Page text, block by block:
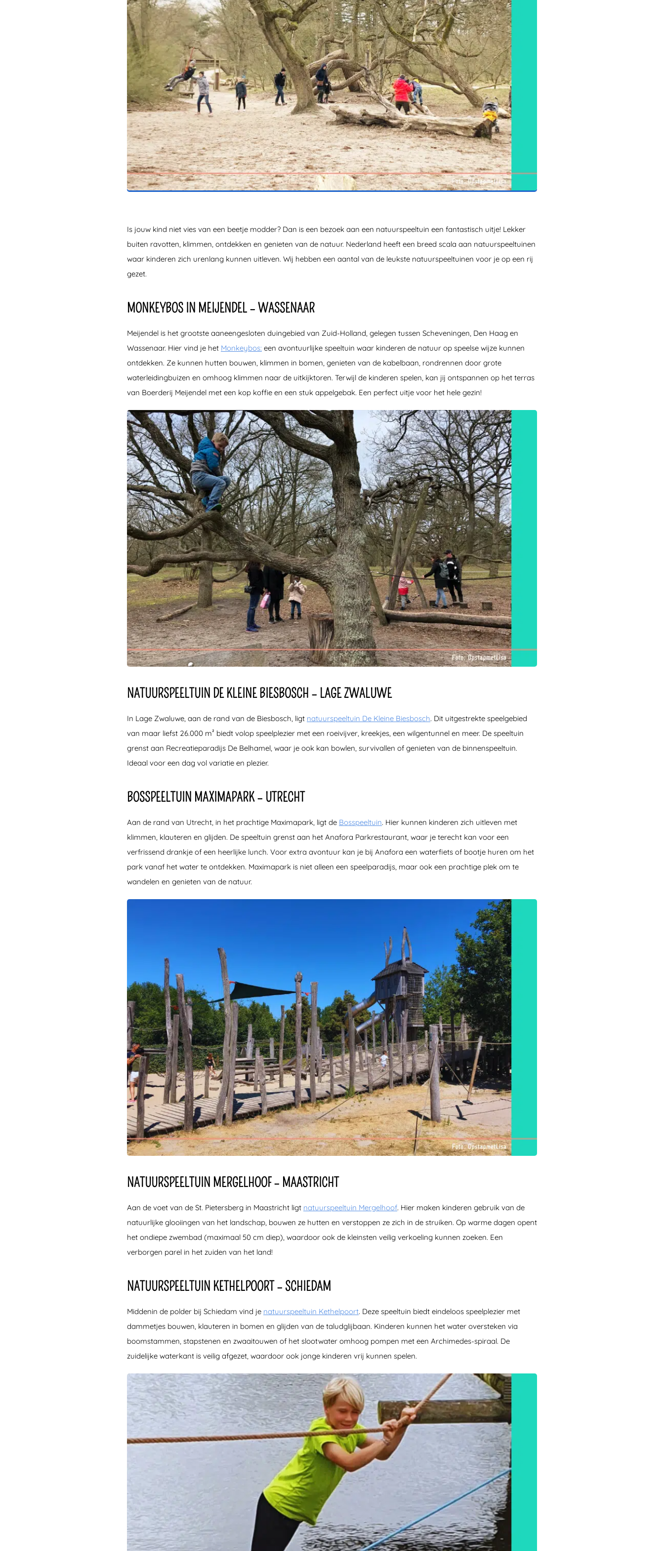
Is jouw kind niet vies van een beetje modder? Dan is een bezoek aan een natuurspeeltuin een fantastisch uitje! Lekker
buiten ravotten, klimmen, ontdekken en genieten van de natuur. Nederland heeft een breed scala aan natuurspeeltuinen
waar kinderen zich urenlang kunnen uitleven. Wij hebben een aantal van de leukste natuurspeeltuinen voor je op een rij
gezet.
MONKEYBOS IN MEIJENDEL – WASSENAAR
Meijendel is het grootste aaneengesloten duingebied van Zuid-Holland, gelegen tussen Scheveningen, Den Haag en
Wassenaar. Hier vind je het Monkeybos: een avontuurlijke speeltuin waar kinderen de natuur op speelse wijze kunnen
ontdekken. Ze kunnen hutten bouwen, klimmen in bomen, genieten van de kabelbaan, rondrennen door grote
waterleidingbuizen en omhoog klimmen naar de uitkijktoren. Terwijl de kinderen spelen, kan jij ontspannen op het terras
van Boerderij Meijendel met een kop koffie en een stuk appelgebak. Een perfect uitje voor het hele gezin!
NATUURSPEELTUIN DE KLEINE BIESBOSCH – LAGE ZWALUWE
In Lage Zwaluwe, aan de rand van de Biesbosch, ligt natuurspeeltuin De Kleine Biesbosch. Dit uitgestrekte speelgebied
van maar liefst 26.000 m² biedt volop speelplezier met een roeivijver, kreekjes, een wilgentunnel en meer. De speeltuin
grenst aan Recreatieparadijs De Belhamel, waar je ook kan bowlen, survivallen of genieten van de binnenspeeltuin.
Ideaal voor een dag vol variatie en plezier.
BOSSPEELTUIN MAXIMAPARK – UTRECHT
Aan de rand van Utrecht, in het prachtige Maximapark, ligt de Bosspeeltuin. Hier kunnen kinderen zich uitleven met
klimmen, klauteren en glijden. De speeltuin grenst aan het Anafora Parkrestaurant, waar je terecht kan voor een
verfrissend drankje of een heerlijke lunch. Voor extra avontuur kan je bij Anafora een waterfiets of bootje huren om het
park vanaf het water te ontdekken. Maximapark is niet alleen een speelparadijs, maar ook een prachtige plek om te
wandelen en genieten van de natuur.
NATUURSPEELTUIN MERGELHOOF – MAASTRICHT
Aan de voet van de St. Pietersberg in Maastricht ligt natuurspeeltuin Mergelhoof. Hier maken kinderen gebruik van de
natuurlijke glooiingen van het landschap, bouwen ze hutten en verstoppen ze zich in de struiken. Op warme dagen opent
het ondiepe zwembad (maximaal 50 cm diep), waardoor ook de kleinsten veilig verkoeling kunnen zoeken. Een
verborgen parel in het zuiden van het land!
NATUURSPEELTUIN KETHELPOORT – SCHIEDAM
Middenin de polder bij Schiedam vind je natuurspeeltuin Kethelpoort. Deze speeltuin biedt eindeloos speelplezier met
dammetjes bouwen, klauteren in bomen en glijden van de taludglijbaan. Kinderen kunnen het water oversteken via
boomstammen, stapstenen en zwaaitouwen of het slootwater omhoog pompen met een Archimedes-spiraal. De
zuidelijke waterkant is veilig afgezet, waardoor ook jonge kinderen vrij kunnen spelen.